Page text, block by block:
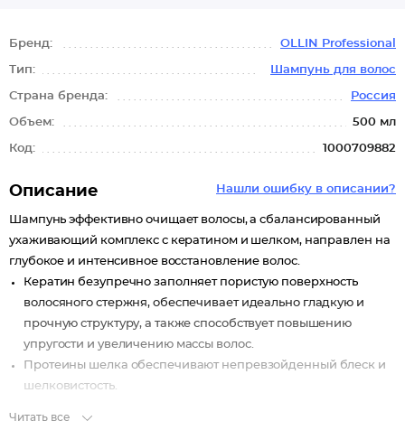
Бренд: OLLIN Professional
Тип: Шампунь для волос
Страна бренда: Россия
Объем: 500 мл
Код: 1000709882
Нашли ошибку в описании?
Описание
Шампунь эффективно очищает волосы, а сбалансированный
ухаживающий комплекс с кератином и шелком, направлен на
глубокое и интенсивное восстановление волос.
Кератин безупречно заполняет пористую поверхность
волосяного стержня, обеспечивает идеально гладкую и
прочную структуру, а также способствует повышению
упругости и увеличению массы волос.
Протеины шелка обеспечивают непревзойденный блеск и
шелковистость.
Читать все